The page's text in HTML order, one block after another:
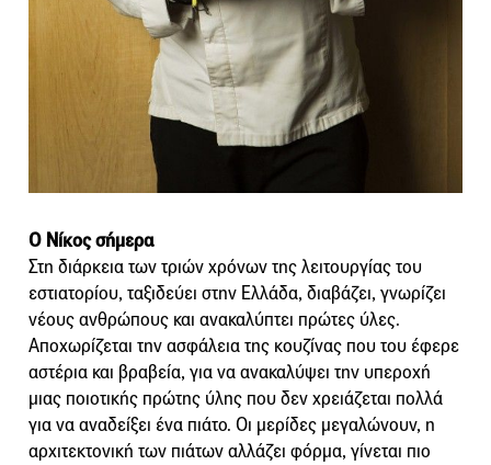
Ο Νίκος σήμερα
Στη διάρκεια των τριών χρόνων της λειτουργίας του
εστιατορίου, ταξιδεύει στην Ελλάδα, διαβάζει, γνωρίζει
νέους ανθρώπους και ανακαλύπτει πρώτες ύλες.
Αποχωρίζεται την ασφάλεια της κουζίνας που του έφερε
αστέρια και βραβεία, για να ανακαλύψει την υπεροχή
μιας ποιοτικής πρώτης ύλης που δεν χρειάζεται πολλά
για να αναδείξει ένα πιάτο. Οι μερίδες μεγαλώνουν, η
αρχιτεκτονική των πιάτων αλλάζει φόρμα, γίνεται πιο